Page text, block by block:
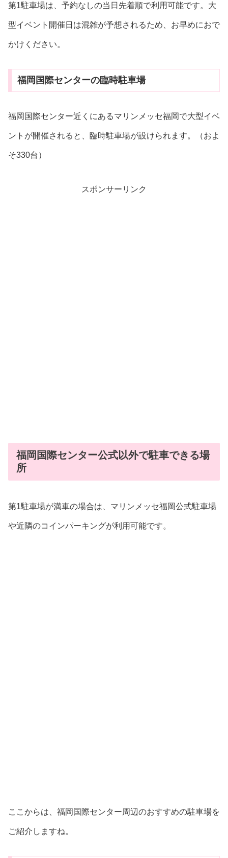
第1駐車場は、予約なしの当日先着順で利用可能です。大
型イベント開催日は混雑が予想されるため、お早めにおで
かけください。
福岡国際センターの臨時駐車場
福岡国際センター近くにあるマリンメッセ福岡で大型イベ
ントが開催されると、臨時駐車場が設けられます。（およ
そ330台）
スポンサーリンク
福岡国際センター公式以外で駐車できる場
所
第1駐車場が満車の場合は、マリンメッセ福岡公式駐車場
や近隣のコインパーキングが利用可能です。
ここからは、福岡国際センター周辺のおすすめの駐車場を
ご紹介しますね。